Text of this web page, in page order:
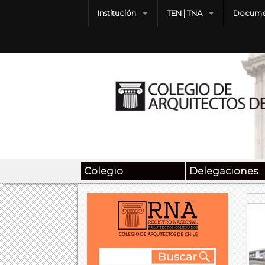
Institución TEN | TNA
Colegio Delegaciones